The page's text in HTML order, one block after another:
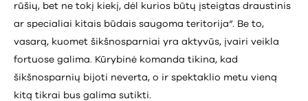
rūšių, bet ne tokį kiekį, dėl kurios būtų įsteigtas draustinis
ar specialiai kitais būdais saugoma teritorija“. Be to,
vasarą, kuomet šikšnosparniai yra aktyvūs, įvairi veikla
fortuose galima. Kūrybinė komanda tikina, kad
šikšnosparnių bijoti neverta, o ir spektaklio metu vieną
kitą tikrai bus galima sutikti.